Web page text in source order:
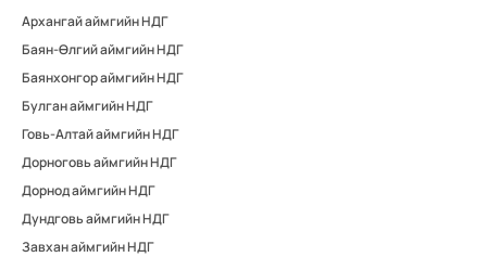
Архангай аймгийн НДГ
Баян-Өлгий аймгийн НДГ
Баянхонгор аймгийн НДГ
Булган аймгийн НДГ
Говь-Алтай аймгийн НДГ
Дорноговь аймгийн НДГ
Дорнод аймгийн НДГ
Дундговь аймгийн НДГ
Завхан аймгийн НДГ